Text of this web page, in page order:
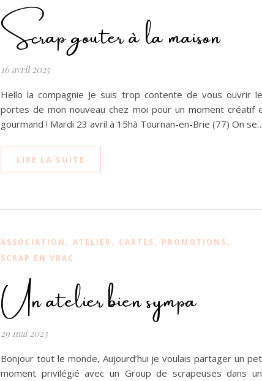
Scrap gouter à la maison
16 avril 2025
Hello la compagnie Je suis trop contente de vous ouvrir
portes de mon nouveau chez moi pour un moment créatif
gourmand ! Mardi 23 avril à 15hà Tournan-en-Brie (77) On
LIRE LA SUITE
ASSOCIATION , ATELIER, CARTES, PROMOTIONS,
SCRAP EN VRAC
Un atelier bien sympa
29 mai 2023
Bonjour tout le monde, Aujourd’hui je voulais partager un
moment privilégié avec un Group de scrapeuses dans